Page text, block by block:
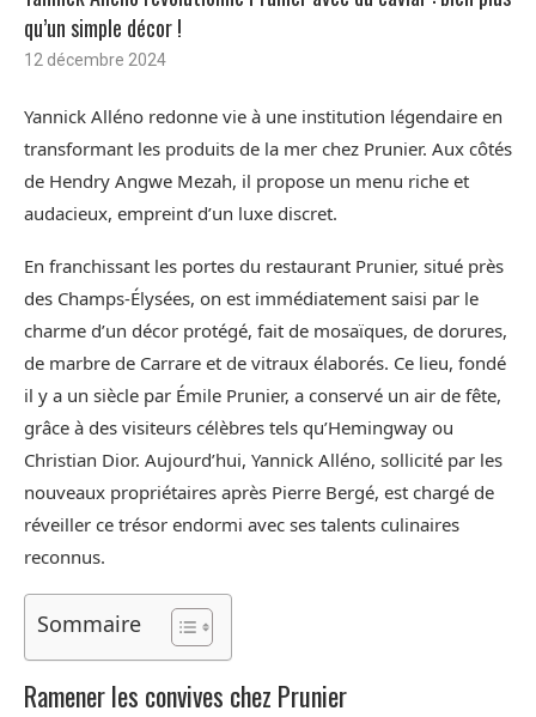
qu’un simple décor !
12 décembre 2024
Yannick Alléno redonne vie à une institution légendaire en
transformant les produits de la mer chez Prunier. Aux côtés
de Hendry Angwe Mezah, il propose un menu riche et
audacieux, empreint d’un luxe discret.
En franchissant les portes du restaurant Prunier, situé près
des Champs-Élysées, on est immédiatement saisi par le
charme d’un décor protégé, fait de mosaïques, de dorures,
de marbre de Carrare et de vitraux élaborés. Ce lieu, fondé
il y a un siècle par Émile Prunier, a conservé un air de fête,
grâce à des visiteurs célèbres tels qu’Hemingway ou
Christian Dior. Aujourd’hui, Yannick Alléno, sollicité par les
nouveaux propriétaires après Pierre Bergé, est chargé de
réveiller ce trésor endormi avec ses talents culinaires
reconnus.
Sommaire
Ramener les convives chez Prunier